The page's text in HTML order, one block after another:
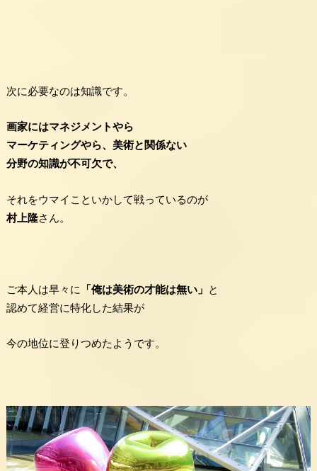
次に必要なのは知識です。
画家にはマネジメントやら
マーケティングやら、美術と関係ない
分野の知識が不可欠で、
それをウマイこといかして戦っているのが
村上隆さん。
ご本人は早々に 「俺は美術の才能は無い」 と
認めて経営に特化した結果が
今の地位に登りつめたようです。